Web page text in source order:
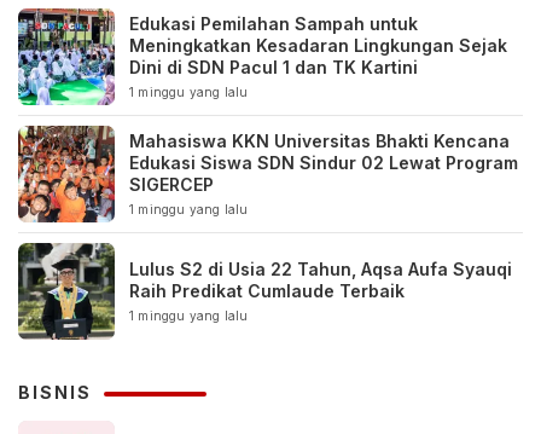
Edukasi Pemilahan Sampah untuk
Meningkatkan Kesadaran Lingkungan Sejak
Dini di SDN Pacul 1 dan TK Kartini
1 minggu yang lalu
Mahasiswa KKN Universitas Bhakti Kencana
Edukasi Siswa SDN Sindur 02 Lewat Program
SIGERCEP
1 minggu yang lalu
Lulus S2 di Usia 22 Tahun, Aqsa Aufa Syauqi
Raih Predikat Cumlaude Terbaik
1 minggu yang lalu
BISNIS